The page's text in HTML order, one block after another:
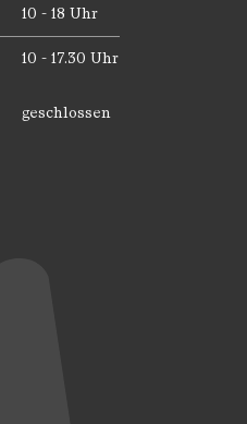
10 - 18 Uhr
10 - 17.30 Uhr
geschlossen